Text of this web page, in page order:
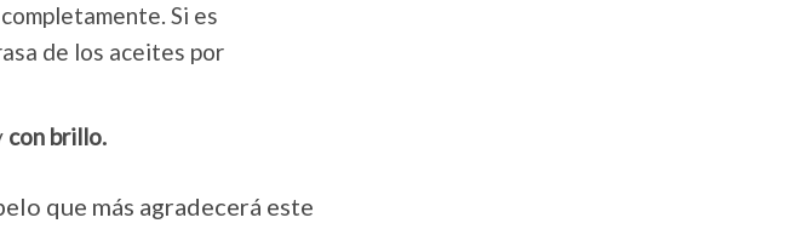
Si es
de los aceites por
con brillo.
que más agradecerá este